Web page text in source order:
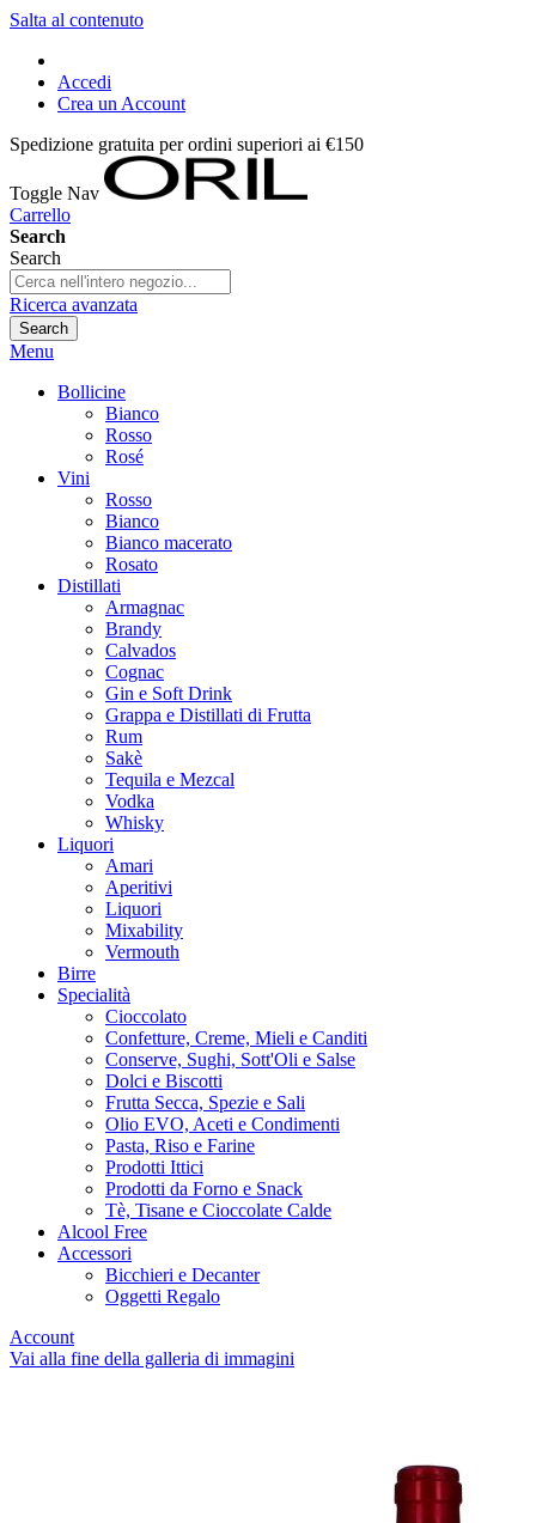
Salta al contenuto
Accedi
Crea un Account
Spedizione gratuita per ordini superiori ai €150
Toggle Nav
Carrello
Search
Search
Ricerca avanzata
Search
Menu
Bollicine
Bianco
Rosso
Rosé
Vini
Rosso
Bianco
Bianco macerato
Rosato
Distillati
Armagnac
Brandy
Calvados
Cognac
Gin e Soft Drink
Grappa e Distillati di Frutta
Rum
Sakè
Tequila e Mezcal
Vodka
Whisky
Liquori
Amari
Aperitivi
Liquori
Mixability
Vermouth
Birre
Specialità
Cioccolato
Confetture, Creme, Mieli e Canditi
Conserve, Sughi, Sott'Oli e Salse
Dolci e Biscotti
Frutta Secca, Spezie e Sali
Olio EVO, Aceti e Condimenti
Pasta, Riso e Farine
Prodotti Ittici
Prodotti da Forno e Snack
Tè, Tisane e Cioccolate Calde
Alcool Free
Accessori
Bicchieri e Decanter
Oggetti Regalo
Account
Vai alla fine della galleria di immagini